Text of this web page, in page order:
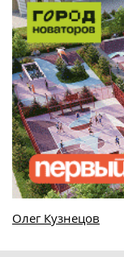
Олег Кузнецов